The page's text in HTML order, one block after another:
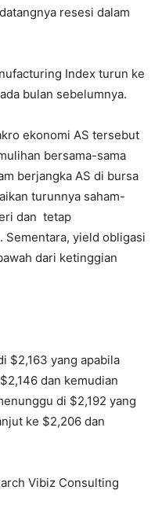
resesi dalam
Index turun ke
bulan sebelumnya.
ekonomi AS tersebut
bersama-sama
berjangka AS di bursa
turunnya saham-
dan tetap
yield obligasi
dari ketinggian
$2,163 yang apabila
dan kemudian
di $2,192 yang
ke $2,206 dan
Vibiz Consulting